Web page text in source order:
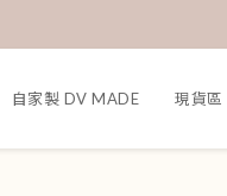
自家製 DV MADE 現貨區